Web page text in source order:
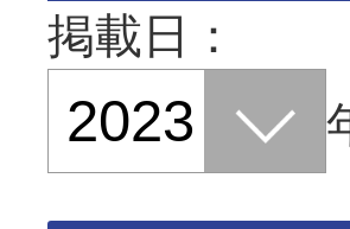
掲載日：